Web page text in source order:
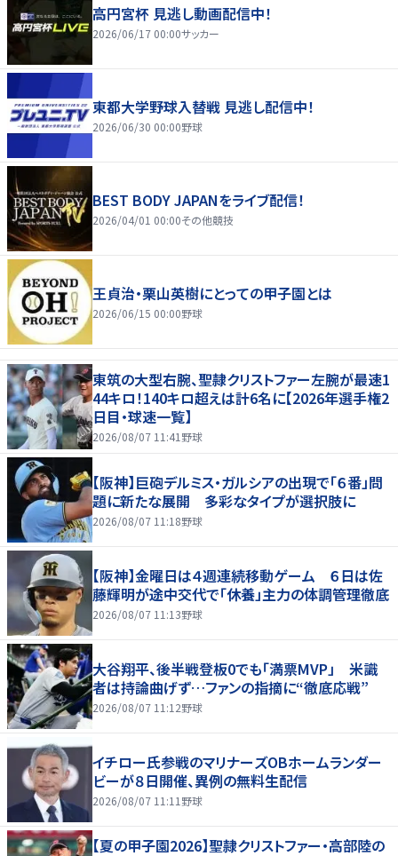
高円宮杯 見逃し動画配信中！
2026/06/17 00:00サッカー
東都大学野球入替戦 見逃し配信中！
2026/06/30 00:00野球
BEST BODY JAPANをライブ配信！
2026/04/01 00:00その他競技
王貞治・栗山英樹にとっての甲子園とは
2026/06/15 00:00野球
東筑の大型右腕、聖隷クリストファー左腕が最速1
44キロ！140キロ超えは計6名に【2026年選手権2
日目・球速一覧】
2026/08/07 11:41 野球
【阪神】巨砲デルミス・ガルシアの出現で「６番」問
題に新たな展開 多彩なタイプが選択肢に
2026/08/07 11:18野球
【阪神】金曜日は４週連続移動ゲーム ６日は佐
藤輝明が途中交代で「休養」主力の体調管理徹底
2026/08/07 11:13野球
大谷翔平、後半戦登板0でも「満票MVP」 米識
者は持論曲げず…ファンの指摘に“徹底応戦”
2026/08/07 11:12野球
イチロー氏参戦のマリナーズOBホームランダー
ビーが８日開催、異例の無料生配信
2026/08/07 11:11 野球
【夏の甲子園2026】聖隷クリストファー・高部陸の